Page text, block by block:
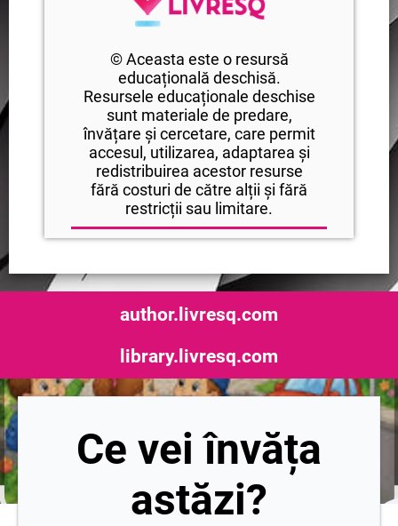
© Aceasta este o resursă
educațională deschisă.
Resursele educaționale deschise
sunt materiale de predare,
învățare și cercetare, care permit
accesul, utilizarea, adaptarea și
redistribuirea acestor resurse
fără costuri de către alții și fără
restricții sau limitare.
author.livresq.com
library.livresq.com
Ce vei învăța
astăzi?